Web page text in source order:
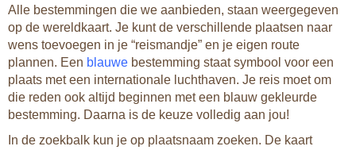
Alle bestemmingen die we aanbieden, staan weergegeven
op de wereldkaart. Je kunt de verschillende plaatsen naar
wens toevoegen in je “reismandje” en je eigen route
plannen. Een blauwe bestemming staat symbool voor een
plaats met een internationale luchthaven. Je reis moet om
die reden ook altijd beginnen met een blauw gekleurde
bestemming. Daarna is de keuze volledig aan jou!
In de zoekbalk kun je op plaatsnaam zoeken. De kaart
1